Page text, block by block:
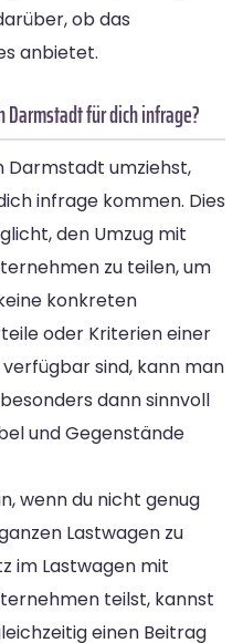
ob das
anbietet.
für dich infrage?
Darmstadt umziehst,
infrage kommen. Dies
den Umzug mit
zu teilen, um
konkreten
oder Kriterien einer
sind, kann man
dann sinnvoll
und Gegenstände
wenn du nicht genug
Lastwagen zu
im Lastwagen mit
teilst, kannst
einen Beitrag